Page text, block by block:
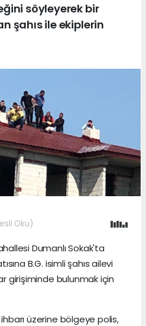
söyleyerek bir
şahıs ile ekiplerin
Oku)
Dumanlı Sokak'ta
B.G. isimli şahıs ailevi
girişiminde bulunmak için
üzerine bölgeye polis,